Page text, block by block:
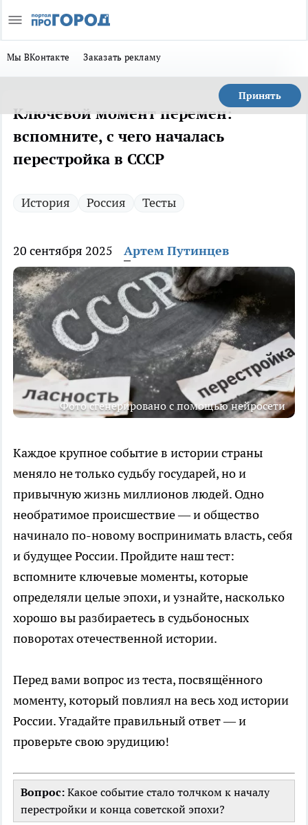
Мы ВКонтакте Заказать рекламу
Принять
Ключевой момент перемен:
вспомните, с чего началась
перестройка в СССР
История Россия Тесты
20 сентября 2025 Артем Путинцев
Фото сгенерировано с помощью нейросети
Каждое крупное событие в истории страны
меняло не только судьбу государей, но и
привычную жизнь миллионов людей. Одно
необратимое происшествие — и общество
начинало по-новому воспринимать власть, себя
и будущее России. Пройдите наш тест:
вспомните ключевые моменты, которые
определяли целые эпохи, и узнайте, насколько
хорошо вы разбираетесь в судьбоносных
поворотах отечественной истории.
Перед вами вопрос из теста, посвящённого
моменту, который повлиял на весь ход истории
России. Угадайте правильный ответ — и
проверьте свою эрудицию!
Вопрос: Какое событие стало толчком к началу
перестройки и конца советской эпохи?